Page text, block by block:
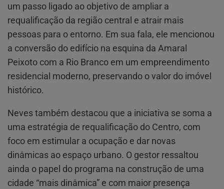
um passo ligado ao objetivo de ampliar a
requalificação da região central e atrair mais
pessoas para o entorno. Em sua fala, ele mencionou
a conversão do edifício na esquina da Amaral
Peixoto com a Rio Branco em um empreendimento
residencial moderno, preservando o valor do imóvel
histórico.
Neves também destacou que a iniciativa se soma a
uma estratégia de requalificação do Centro, com
foco em estimular a ocupação e dar novas
dinâmicas ao espaço urbano. O gestor ressaltou
ainda o papel do programa na construção de uma
cidade “mais dinâmica” e com maior presença